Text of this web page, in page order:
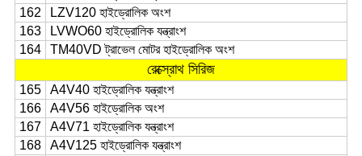
162
LZV120 হাইড্রোলিক অংশ
163
LVWO60 হাইড্রোলিক যন্ত্রাংশ
164
TM40VD ট্রাভেল মোটর হাইড্রোলিক অংশ
রেক্স্রোথ সিরিজ
165
A4V40 হাইড্রোলিক যন্ত্রাংশ
166
A4V56 হাইড্রোলিক অংশ
167
A4V71 হাইড্রোলিক যন্ত্রাংশ
168
A4V125 হাইড্রোলিক যন্ত্রাংশ